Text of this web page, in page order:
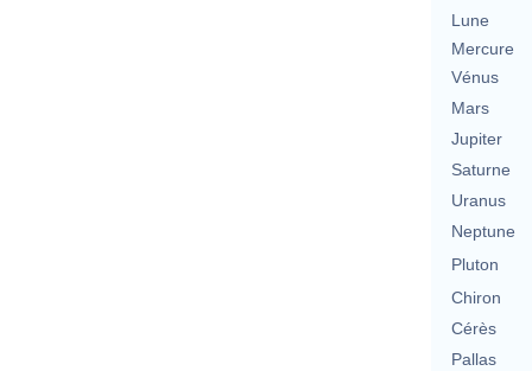
Lune
Mercure
Vénus
Mars
Jupiter
Saturne
Uranus
Neptune
Pluton
Chiron
Cérès
Pallas